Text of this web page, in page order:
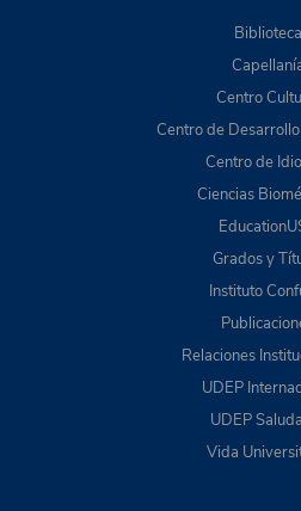
Biblioteca
Centro
Centro de
Centro de
Ciencias
Grados y
Instituto
Relaciones
UDEP
UDEP
Vida